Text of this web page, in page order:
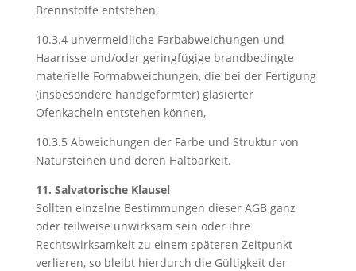
Brennstoffe entstehen,
10.3.4 unvermeidliche Farbabweichungen und
Haarrisse und/oder geringfügige brandbedingte
materielle Formabweichungen, die bei der Fertigung
(insbesondere handgeformter) glasierter
Ofenkacheln entstehen können,
10.3.5 Abweichungen der Farbe und Struktur von
Natursteinen und deren Haltbarkeit.
11. Salvatorische Klausel
Sollten einzelne Bestimmungen dieser AGB ganz
oder teilweise unwirksam sein oder ihre
Rechtswirksamkeit zu einem späteren Zeitpunkt
verlieren, so bleibt hierdurch die Gültigkeit der